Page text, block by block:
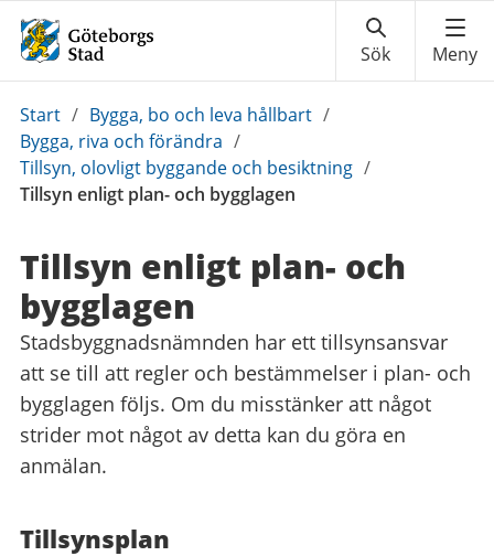
Du
är
här:
Start / Bygga, bo och leva hållbart /
Bygga, riva och förändra /
Tillsyn, olovligt byggande och besiktning /
Tillsyn enligt plan- och bygglagen
Tillsyn enligt plan- och
bygglagen
Stadsbyggnadsnämnden har ett tillsynsansvar
att se till att regler och bestämmelser i plan- och
bygglagen följs. Om du misstänker att något
strider mot något av detta kan du göra en
anmälan.
Tillsynsplan